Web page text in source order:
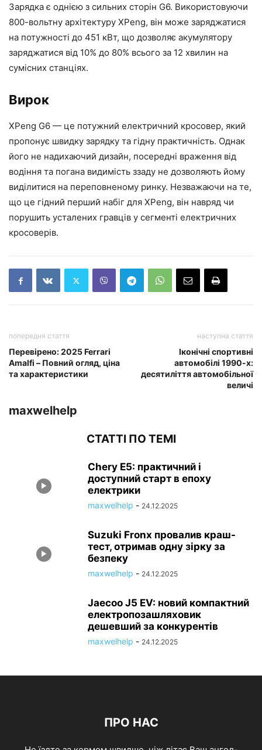
Зарядка є однією з сильних сторін G6. Використовуючи
800-вольтну архітектуру XPeng, він може заряджатися
на потужності до 451 кВт, що дозволяє акумулятору
заряджатися від 10% до 80% всього за 12 хвилин на
сумісних станціях.
Вирок
XPeng G6 — це потужний електричний кросовер, який
пропонує швидку зарядку та гідну практичність. Однак
його не надихаючий дизайн, посередні враження від
водіння та погана видимість ззаду не дозволяють йому
виділитися на переповненому ринку. Незважаючи на те,
що це гідний перший набіг для XPeng, він навряд чи
порушить усталених гравців у сегменті електричних
кросоверів.
попередня стаття
Перевірено: 2025 Ferrari
Amalfi – Повний огляд, ціна
та характеристики
наступна стаття
Іконічні спортивні
автомобілі 1990-х:
десятиліття автомобільної
величі
maxwelhelp
СТАТТІ ПО ТЕМІ
Chery E5: практичний і
доступний старт в епоху
електрики
maxwelhelp - 24.12.2025
Suzuki Fronx провалив краш-
тест, отримав одну зірку за
безпеку
maxwelhelp - 24.12.2025
Jaecoo J5 EV: новий компактний
електропозашляховик
дешевший за конкурентів
maxwelhelp - 24.12.2025
ПРО НАС